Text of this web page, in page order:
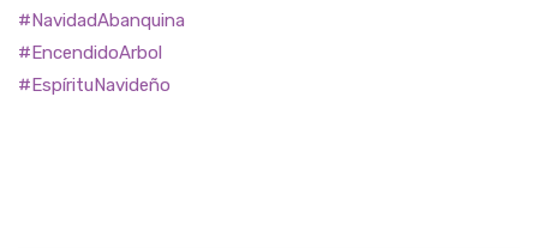
#NavidadAbanquina
#EncendidoArbol
#EspírituNavideño